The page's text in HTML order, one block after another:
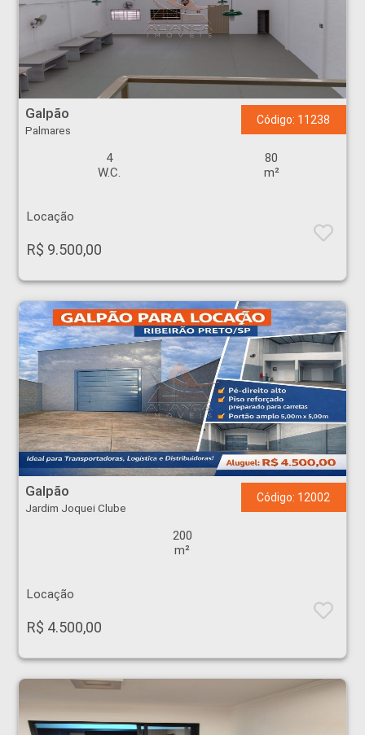
Galpão - Palmares - Ribeirão Preto
Galpão
Palmares
Código: 11238
4
W.C.
80
m²
Locação
R$ 9.500,00
Galpão - Jardim Joquei Clube - Ribeirão Preto
Galpão
Jardim Joquei Clube
Código: 12002
200
m²
Locação
R$ 4.500,00